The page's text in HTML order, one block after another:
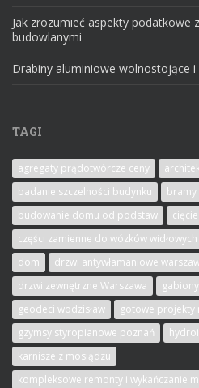
Jak zrozumieć aspekty podatkowe
budowlanymi
Drabiny aluminiowe wolnostojące i
TAGI
agregaty prądotwórcze ceny
badanie szczelności budynku
bramy
budowanie domu od podstaw
części zamienne do wózków widłowych
dom
drzwi antywłamaniowe
drzwi zewnętrzne Warszawa
geodeci wodzisław
gotowe projekty
gzymsy styropianowe poznań
karnisze z mosiądzu
kompleksowe remonty i wykańczanie